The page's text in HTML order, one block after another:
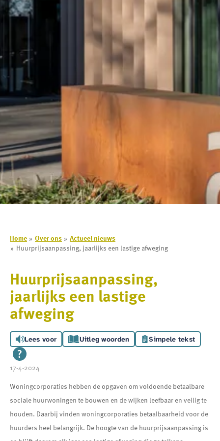
Home Over ons
Actueel nieuws
Huurprijsaanpassing, jaarlijks een lastige afweging
Huurprijsaanpassing,
jaarlijks een lastige
afweging
Lees voor Uitleg woorden Simpele tekst
17-4-2024
Woningcorporaties hebben de opgaven om voldoende betaalbare
sociale huurwoningen te bouwen en de wijken leefbaar en veilig te
houden. Daarbij vinden woningcorporaties betaalbaarheid voor de
huurders heel belangrijk. De hoogte van de huurprijsaanpassing is